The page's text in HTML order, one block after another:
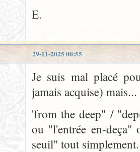
E.
29-11-2025 00:55
Je suis mal placé
jamais acquise) mais...
'from the deep" /
ou "l'entrée en-
seuil" tout simplement.